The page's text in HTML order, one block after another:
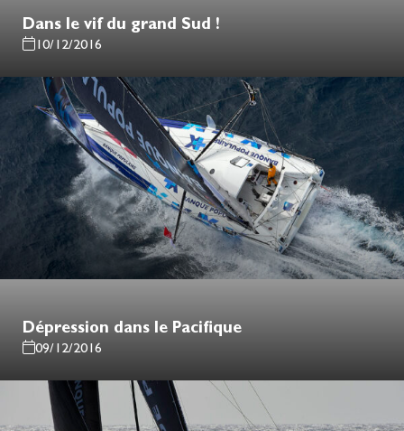
Dans le vif du grand Sud !
10/12/2016
Dépression dans le Pacifique
09/12/2016